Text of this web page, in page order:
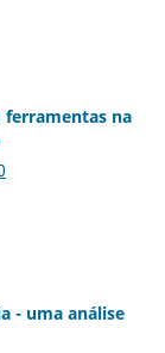
ferramentas na
- uma análise